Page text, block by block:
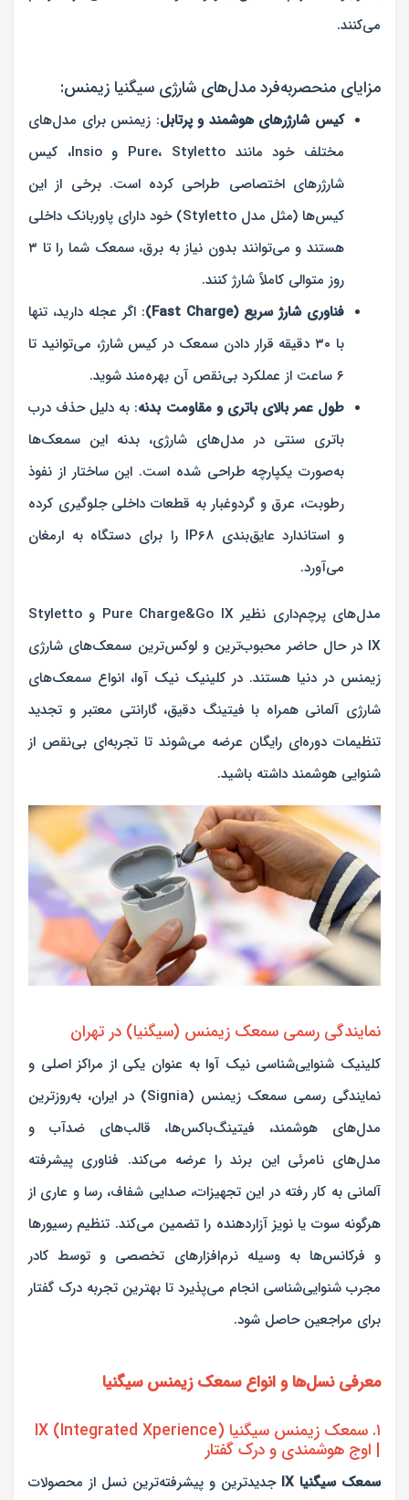
می‌کنند.
مزایای منحصربه‌فرد مدل‌های شارژی سیگنیا زیمنس:
کیس شارژرهای هوشمند و پرتابل: زیمنس برای مدل‌های
مختلف خود مانند Pure، Styletto و Insio، کیس
شارژرهای اختصاصی طراحی کرده است. برخی از این
کیس‌ها (مثل مدل Styletto) خود دارای پاوربانک داخلی
هستند و می‌توانند بدون نیاز به برق، سمعک شما را تا ۳
روز متوالی کاملاً شارژ کنند.
فناوری شارژ سریع (Fast Charge)
: اگر عجله دارید، تنها
با ۳۰ دقیقه قرار دادن سمعک در کیس شارژ، می‌توانید تا
۶ ساعت از عملکرد بی‌نقص آن بهره‌مند شوید.
طول عمر بالای باتری و مقاومت بدنه: به دلیل حذف درب
باتری سنتی در مدل‌های شارژی، بدنه این سمعک‌ها
به‌صورت یکپارچه طراحی شده است. این ساختار از نفوذ
رطوبت، عرق و گردوغبار به قطعات داخلی جلوگیری کرده
و استاندارد عایق‌بندی IP68 را برای دستگاه به ارمغان
می‌آورد.
مدل‌های پرچم‌داری نظیر Pure Charge&Go IX و Styletto
IX در حال حاضر محبوب‌ترین و لوکس‌ترین سمعک‌های شارژی
زیمنس در دنیا هستند. در کلینیک نیک آوا، انواع سمعک‌های
شارژی آلمانی همراه با فیتینگ دقیق، گارانتی معتبر و تجدید
تنظیمات دوره‌ای رایگان عرضه می‌شوند تا تجربه‌ای بی‌نقص از
شنوایی هوشمند داشته باشید.
نمایندگی رسمی سمعک زیمنس (سیگنیا) در تهران
کلینیک شنوایی‌شناسی نیک آوا به عنوان یکی از مراکز اصلی و
نمایندگی رسمی سمعک زیمنس (Signia) در ایران، به‌روزترین
مدل‌های هوشمند، فیتینگ‌باکس‌ها، قالب‌های ضدآب و
مدل‌های نامرئی این برند را عرضه می‌کند. فناوری پیشرفته
آلمانی به کار رفته در این تجهیزات، صدایی شفاف، رسا و عاری از
هرگونه سوت یا نویز آزاردهنده را تضمین می‌کند. تنظیم رسیورها
و فرکانس‌ها به وسیله نرم‌افزارهای تخصصی و توسط کادر
مجرب شنوایی‌شناسی انجام می‌پذیرد تا بهترین تجربه درک گفتار
برای مراجعین حاصل شود.
معرفی نسل‌ها و انواع سمعک زیمنس سیگنیا
۱. سمعک زیمنس سیگنیا IX (Integrated Xperience)
| اوج هوشمندی و درک گفتار
سمعک سیگنیا IX
جدیدترین و پیشرفته‌ترین نسل از محصولات